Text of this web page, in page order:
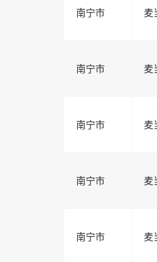
南宁市 麦
南宁市 麦
南宁市 麦
南宁市 麦
南宁市 麦